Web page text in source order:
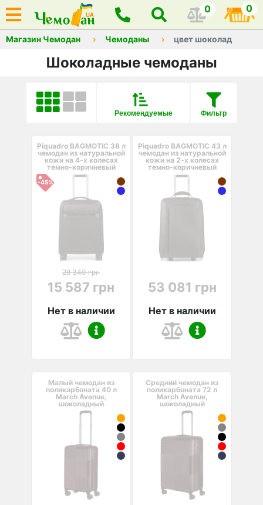
0 0
Магазин Чемодан Чемоданы цвет шоколад
Шоколадные чемоданы
Фильтр
Рекомендуемые
Piquadro BAGMOTIC 38 л
чемодан из натуральной
кожи на 4-х колесах
темно-коричневый
-45%
28 340 грн
15 587 грн
Нет в наличии
Piquadro BAGMOTIC 43 л
чемодан из натуральной
кожи на 2-х колесах
темно-коричневый
53 081 грн
Нет в наличии
Малый чемодан из
поликарбоната 40 л
March Avenue,
шоколадный
Средний чемодан из
поликарбоната 72 л
March Avenue,
шоколадный